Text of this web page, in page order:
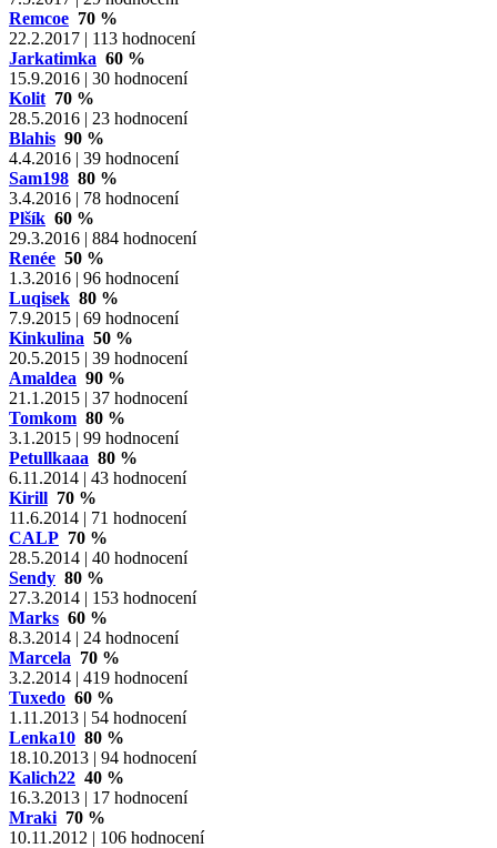
Remcoe 70 %
22.2.2017 | 113 hodnocení
Jarkatimka 60 %
15.9.2016 | 30 hodnocení
Kolit 70 %
28.5.2016 | 23 hodnocení
Blahis 90 %
4.4.2016 | 39 hodnocení
Sam198 80 %
3.4.2016 | 78 hodnocení
Plšík 60 %
29.3.2016 | 884 hodnocení
Renée 50 %
1.3.2016 | 96 hodnocení
Luqisek 80 %
7.9.2015 | 69 hodnocení
Kinkulina 50 %
20.5.2015 | 39 hodnocení
Amaldea 90 %
21.1.2015 | 37 hodnocení
Tomkom 80 %
3.1.2015 | 99 hodnocení
Petullkaaa 80 %
6.11.2014 | 43 hodnocení
Kirill 70 %
11.6.2014 | 71 hodnocení
CALP 70 %
28.5.2014 | 40 hodnocení
Sendy 80 %
27.3.2014 | 153 hodnocení
Marks 60 %
8.3.2014 | 24 hodnocení
Marcela 70 %
3.2.2014 | 419 hodnocení
Tuxedo 60 %
1.11.2013 | 54 hodnocení
Lenka10 80 %
18.10.2013 | 94 hodnocení
Kalich22 40 %
16.3.2013 | 17 hodnocení
Mraki 70 %
10.11.2012 | 106 hodnocení